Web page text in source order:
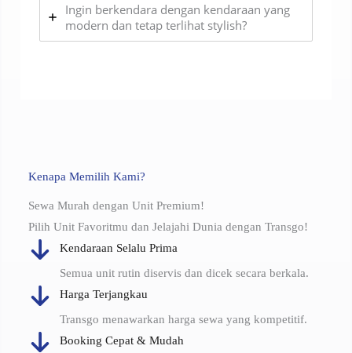
Ingin berkendara dengan kendaraan yang
modern dan tetap terlihat stylish?
Kenapa Memilih Kami?
Sewa Murah dengan Unit Premium!
Pilih Unit Favoritmu dan Jelajahi Dunia dengan Transgo!
Kendaraan Selalu Prima
Semua unit rutin diservis dan dicek secara berkala.
Harga Terjangkau
Transgo menawarkan harga sewa yang kompetitif.
Booking Cepat & Mudah